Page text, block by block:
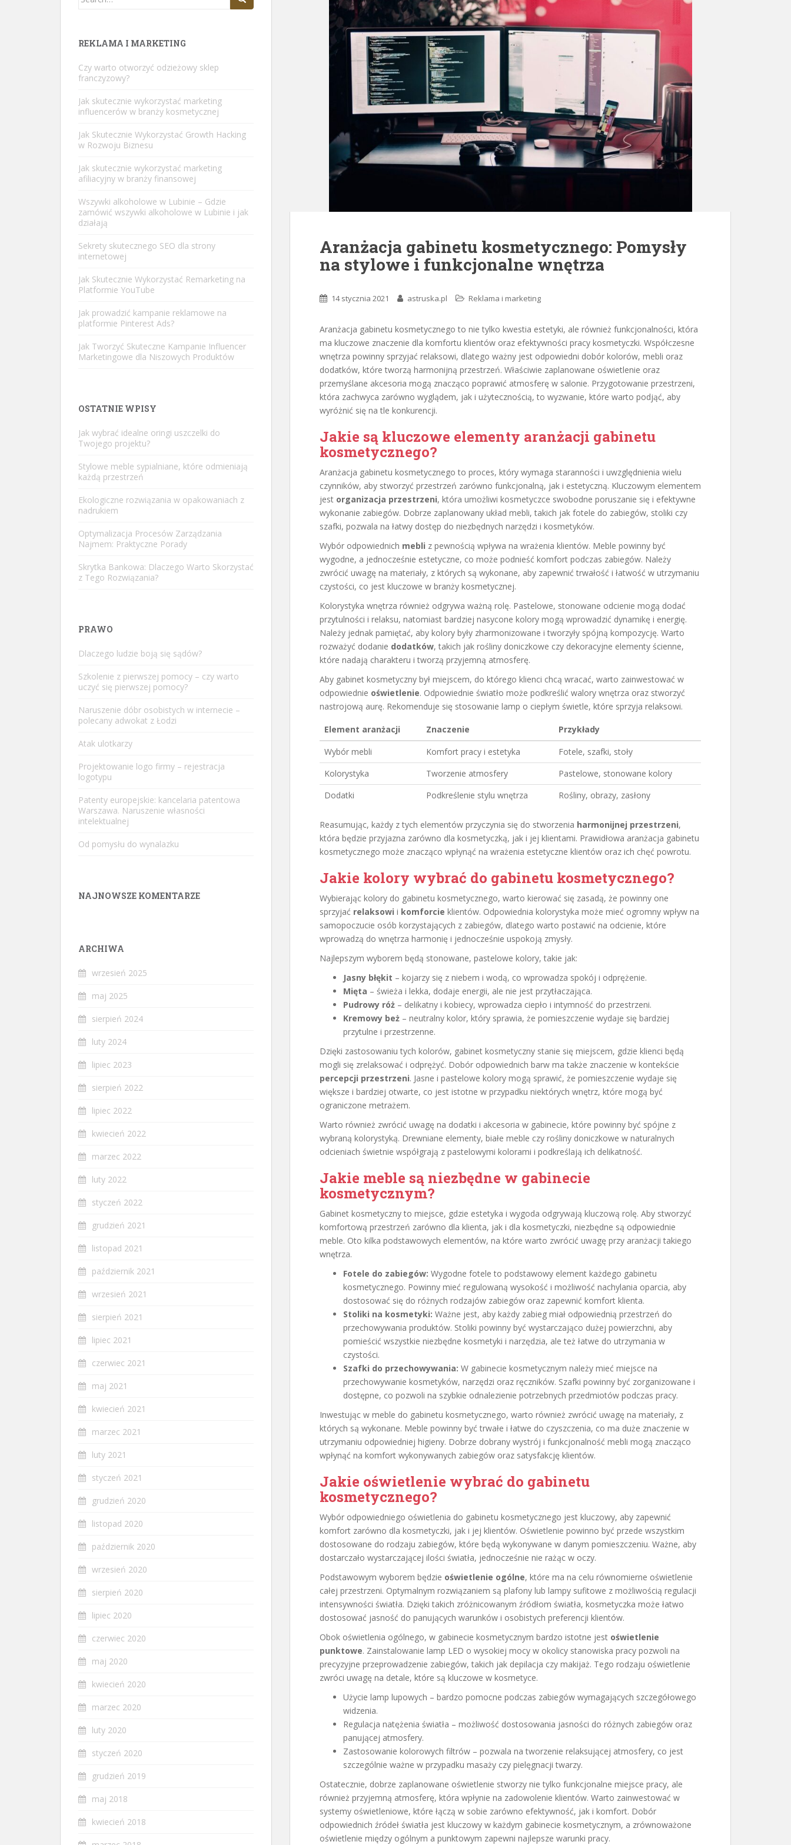
Aranżacja gabinetu kosmetycznego: Pomysły
na stylowe i funkcjonalne wnętrza
14 stycznia 2021 astruska.pl Reklama i marketing
Aranżacja gabinetu kosmetycznego to nie tylko kwestia estetyki, ale również funkcjonalności, która
ma kluczowe znaczenie dla komfortu klientów oraz efektywności pracy kosmetyczki. Współczesne
wnętrza powinny sprzyjać relaksowi, dlatego ważny jest odpowiedni dobór kolorów, mebli oraz
dodatków, które tworzą harmonijną przestrzeń. Właściwie zaplanowane oświetlenie oraz
przemyślane akcesoria mogą znacząco poprawić atmosferę w salonie. Przygotowanie przestrzeni,
która zachwyca zarówno wyglądem, jak i użytecznością, to wyzwanie, które warto podjąć, aby
wyróżnić się na tle konkurencji.
Jakie są kluczowe elementy aranżacji gabinetu
kosmetycznego?
Aranżacja gabinetu kosmetycznego to proces, który wymaga staranności i uwzględnienia wielu
czynników, aby stworzyć przestrzeń zarówno funkcjonalną, jak i estetyczną. Kluczowym elementem
jest organizacja przestrzeni, która umożliwi kosmetyczce swobodne poruszanie się i efektywne
wykonanie zabiegów. Dobrze zaplanowany układ mebli, takich jak fotele do zabiegów, stoliki czy
szafki, pozwala na łatwy dostęp do niezbędnych narzędzi i kosmetyków.
Wybór odpowiednich mebli z pewnością wpływa na wrażenia klientów. Meble powinny być
wygodne, a jednocześnie estetyczne, co może podnieść komfort podczas zabiegów. Należy
zwrócić uwagę na materiały, z których są wykonane, aby zapewnić trwałość i łatwość w utrzymaniu
czystości, co jest kluczowe w branży kosmetycznej.
Kolorystyka wnętrza również odgrywa ważną rolę. Pastelowe, stonowane odcienie mogą dodać
przytulności i relaksu, natomiast bardziej nasycone kolory mogą wprowadzić dynamikę i energię.
Należy jednak pamiętać, aby kolory były zharmonizowane i tworzyły spójną kompozycję. Warto
rozważyć dodanie dodatków, takich jak rośliny doniczkowe czy dekoracyjne elementy ścienne,
które nadają charakteru i tworzą przyjemną atmosferę.
Aby gabinet kosmetyczny był miejscem, do którego klienci chcą wracać, warto zainwestować w
odpowiednie oświetlenie. Odpowiednie światło może podkreślić walory wnętrza oraz stworzyć
nastrojową aurę. Rekomenduje się stosowanie lamp o ciepłym świetle, które sprzyja relaksowi.
Element aranżacji Znaczenie
Przykłady
Wybór mebli
Komfort pracy i estetyka
Fotele, szafki, stoły
Kolorystyka
Tworzenie atmosfery
Pastelowe, stonowane kolory
Dodatki
Podkreślenie stylu wnętrza Rośliny, obrazy, zasłony
Reasumując, każdy z tych elementów przyczynia się do stworzenia harmonijnej przestrzeni,
która będzie przyjazna zarówno dla kosmetyczką, jak i jej klientami. Prawidłowa aranżacja gabinetu
kosmetycznego może znacząco wpłynąć na wrażenia estetyczne klientów oraz ich chęć powrotu.
Jakie kolory wybrać do gabinetu kosmetycznego?
Wybierając kolory do gabinetu kosmetycznego, warto kierować się zasadą, że powinny one
sprzyjać relaksowi i komforcie klientów. Odpowiednia kolorystyka może mieć ogromny wpływ na
samopoczucie osób korzystających z zabiegów, dlatego warto postawić na odcienie, które
wprowadzą do wnętrza harmonię i jednocześnie uspokoją zmysły.
Najlepszym wyborem będą stonowane, pastelowe kolory, takie jak:
Jasny błękit – kojarzy się z niebem i wodą, co wprowadza spokój i odprężenie.
Mięta – świeża i lekka, dodaje energii, ale nie jest przytłaczająca.
Pudrowy róż – delikatny i kobiecy, wprowadza ciepło i intymność do przestrzeni.
Kremowy beż – neutralny kolor, który sprawia, że pomieszczenie wydaje się bardziej
przytulne i przestrzenne.
Dzięki zastosowaniu tych kolorów, gabinet kosmetyczny stanie się miejscem, gdzie klienci będą
mogli się zrelaksować i odprężyć. Dobór odpowiednich barw ma także znaczenie w kontekście
percepcji przestrzeni. Jasne i pastelowe kolory mogą sprawić, że pomieszczenie wydaje się
większe i bardziej otwarte, co jest istotne w przypadku niektórych wnętrz, które mogą być
ograniczone metrażem.
Warto również zwrócić uwagę na dodatki i akcesoria w gabinecie, które powinny być spójne z
wybraną kolorystyką. Drewniane elementy, białe meble czy rośliny doniczkowe w naturalnych
odcieniach świetnie współgrają z pastelowymi kolorami i podkreślają ich delikatność.
Jakie meble są niezbędne w gabinecie
kosmetycznym?
Gabinet kosmetyczny to miejsce, gdzie estetyka i wygoda odgrywają kluczową rolę. Aby stworzyć
komfortową przestrzeń zarówno dla klienta, jak i dla kosmetyczki, niezbędne są odpowiednie
meble. Oto kilka podstawowych elementów, na które warto zwrócić uwagę przy aranżacji takiego
wnętrza.
Fotele do zabiegów: Wygodne fotele to podstawowy element każdego gabinetu
kosmetycznego. Powinny mieć regulowaną wysokość i możliwość nachylania oparcia, aby
dostosować się do różnych rodzajów zabiegów oraz zapewnić komfort klienta.
Stoliki na kosmetyki: Ważne jest, aby każdy zabieg miał odpowiednią przestrzeń do
przechowywania produktów. Stoliki powinny być wystarczająco dużej powierzchni, aby
pomieścić wszystkie niezbędne kosmetyki i narzędzia, ale też łatwe do utrzymania w
czystości.
Szafki do przechowywania: W gabinecie kosmetycznym należy mieć miejsce na
przechowywanie kosmetyków, narzędzi oraz ręczników. Szafki powinny być zorganizowane i
dostępne, co pozwoli na szybkie odnalezienie potrzebnych przedmiotów podczas pracy.
Inwestując w meble do gabinetu kosmetycznego, warto również zwrócić uwagę na materiały, z
których są wykonane. Meble powinny być trwałe i łatwe do czyszczenia, co ma duże znaczenie w
utrzymaniu odpowiedniej higieny. Dobrze dobrany wystrój i funkcjonalność mebli mogą znacząco
wpłynąć na komfort wykonywanych zabiegów oraz satysfakcję klientów.
Jakie oświetlenie wybrać do gabinetu
kosmetycznego?
Wybór odpowiedniego oświetlenia do gabinetu kosmetycznego jest kluczowy, aby zapewnić
komfort zarówno dla kosmetyczki, jak i jej klientów. Oświetlenie powinno być przede wszystkim
dostosowane do rodzaju zabiegów, które będą wykonywane w danym pomieszczeniu. Ważne, aby
dostarczało wystarczającej ilości światła, jednocześnie nie rażąc w oczy.
Podstawowym wyborem będzie oświetlenie ogólne, które ma na celu równomierne oświetlenie
całej przestrzeni. Optymalnym rozwiązaniem są plafony lub lampy sufitowe z możliwością regulacji
intensywności światła. Dzięki takich zróżnicowanym źródłom światła, kosmetyczka może łatwo
dostosować jasność do panujących warunków i osobistych preferencji klientów.
Obok oświetlenia ogólnego, w gabinecie kosmetycznym bardzo istotne jest oświetlenie
punktowe. Zainstalowanie lamp LED o wysokiej mocy w okolicy stanowiska pracy pozwoli na
precyzyjne przeprowadzenie zabiegów, takich jak depilacja czy makijaż. Tego rodzaju oświetlenie
zwróci uwagę na detale, które są kluczowe w kosmetyce.
Użycie lamp lupowych – bardzo pomocne podczas zabiegów wymagających szczegółowego
widzenia.
Regulacja natężenia światła – możliwość dostosowania jasności do różnych zabiegów oraz
panującej atmosfery.
Zastosowanie kolorowych filtrów – pozwala na tworzenie relaksującej atmosfery, co jest
szczególnie ważne w przypadku masaży czy pielęgnacji twarzy.
Ostatecznie, dobrze zaplanowane oświetlenie stworzy nie tylko funkcjonalne miejsce pracy, ale
również przyjemną atmosferę, która wpłynie na zadowolenie klientów. Warto zainwestować w
systemy oświetleniowe, które łączą w sobie zarówno efektywność, jak i komfort. Dobór
odpowiednich źródeł światła jest kluczowy w każdym gabinecie kosmetycznym, a zrównoważone
oświetlenie między ogólnym a punktowym zapewni najlepsze warunki pracy.
REKLAMA I MARKETING
Czy warto otworzyć odzieżowy sklep
franczyzowy?
Jak skutecznie wykorzystać marketing
influencerów w branży kosmetycznej
Jak Skutecznie Wykorzystać Growth Hacking
w Rozwoju Biznesu
Jak skutecznie wykorzystać marketing
afiliacyjny w branży finansowej
Wszywki alkoholowe w Lubinie – Gdzie
zamówić wszywki alkoholowe w Lubinie i jak
działają
Sekrety skutecznego SEO dla strony
internetowej
Jak Skutecznie Wykorzystać Remarketing na
Platformie YouTube
Jak prowadzić kampanie reklamowe na
platformie Pinterest Ads?
Jak Tworzyć Skuteczne Kampanie Influencer
Marketingowe dla Niszowych Produktów
OSTATNIE WPISY
Jak wybrać idealne oringi uszczelki do
Twojego projektu?
Stylowe meble sypialniane, które odmieniają
każdą przestrzeń
Ekologiczne rozwiązania w opakowaniach z
nadrukiem
Optymalizacja Procesów Zarządzania
Najmem: Praktyczne Porady
Skrytka Bankowa: Dlaczego Warto Skorzystać
z Tego Rozwiązania?
PRAWO
Dlaczego ludzie boją się sądów?
Szkolenie z pierwszej pomocy – czy warto
uczyć się pierwszej pomocy?
Naruszenie dóbr osobistych w internecie –
polecany adwokat z Łodzi
Atak ulotkarzy
Projektowanie logo firmy – rejestracja
logotypu
Patenty europejskie: kancelaria patentowa
Warszawa. Naruszenie własności
intelektualnej
Od pomysłu do wynalazku
NAJNOWSZE KOMENTARZE
ARCHIWA
wrzesień 2025
maj 2025
sierpień 2024
luty 2024
lipiec 2023
sierpień 2022
lipiec 2022
kwiecień 2022
marzec 2022
luty 2022
styczeń 2022
grudzień 2021
listopad 2021
październik 2021
wrzesień 2021
sierpień 2021
lipiec 2021
czerwiec 2021
maj 2021
kwiecień 2021
marzec 2021
luty 2021
styczeń 2021
grudzień 2020
listopad 2020
październik 2020
wrzesień 2020
sierpień 2020
lipiec 2020
czerwiec 2020
maj 2020
kwiecień 2020
marzec 2020
luty 2020
styczeń 2020
grudzień 2019
maj 2018
kwiecień 2018